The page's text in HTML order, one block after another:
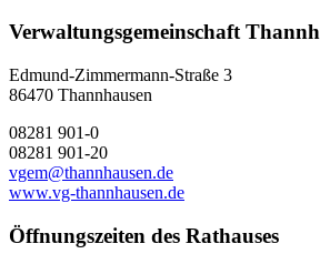
Verwaltungsgemeinschaft
Edmund-Zimmermann-Straße 3
86470 Thannhausen
08281 901-0
08281 901-20
vgem@thannhausen.de
www.vg-thannhausen.de
Öffnungszeiten des Rathauses